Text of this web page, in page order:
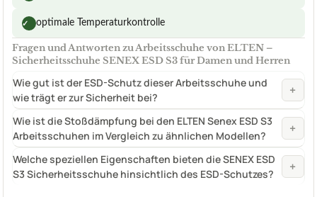
✓ optimale Temperaturkontrolle
Fragen und Antworten zu Arbeitsschuhe von ELTEN –
Sicherheitsschuhe SENEX ESD S3 für Damen und Herren
Wie gut ist der ESD-Schutz dieser Arbeitsschuhe und
wie trägt er zur Sicherheit bei?
+
Wie ist die Stoßdämpfung bei den ELTEN Senex ESD S3
Arbeitsschuhen im Vergleich zu ähnlichen Modellen?
+
Welche speziellen Eigenschaften bieten die SENEX ESD
S3 Sicherheitsschuhe hinsichtlich des ESD-Schutzes?
+